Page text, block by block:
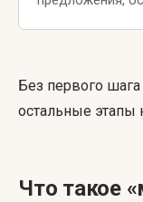
Без первого
остальные
Что такое